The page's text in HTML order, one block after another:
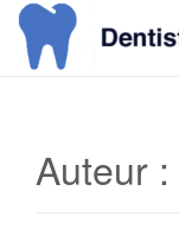
Auteur :